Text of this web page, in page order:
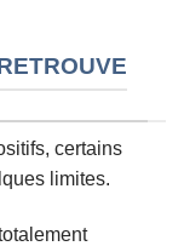
certains
limites.